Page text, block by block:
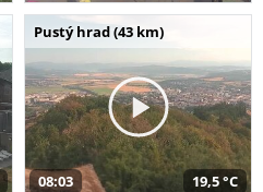
Pustý hrad (43 km)
08:03 19,5 °C